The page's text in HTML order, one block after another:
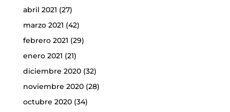
abril 2021 (27)
marzo 2021 (42)
febrero 2021 (29)
enero 2021 (21)
diciembre 2020(32)
noviembre 2020(28)
octubre 2020(34)